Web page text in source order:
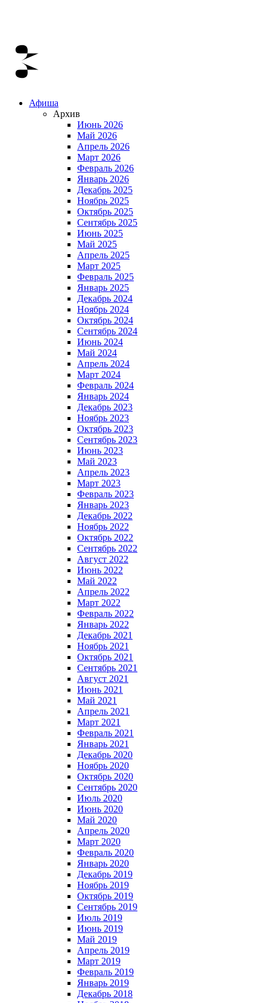
Афиша
Архив
Июнь 2026
Май 2026
Апрель 2026
Март 2026
Февраль 2026
Январь 2026
Декабрь 2025
Ноябрь 2025
Октябрь 2025
Сентябрь 2025
Июнь 2025
Май 2025
Апрель 2025
Март 2025
Февраль 2025
Январь 2025
Декабрь 2024
Ноябрь 2024
Октябрь 2024
Сентябрь 2024
Июнь 2024
Май 2024
Апрель 2024
Март 2024
Февраль 2024
Январь 2024
Декабрь 2023
Ноябрь 2023
Октябрь 2023
Сентябрь 2023
Июнь 2023
Май 2023
Апрель 2023
Март 2023
Февраль 2023
Январь 2023
Декабрь 2022
Ноябрь 2022
Октябрь 2022
Сентябрь 2022
Август 2022
Июнь 2022
Май 2022
Апрель 2022
Март 2022
Февраль 2022
Январь 2022
Декабрь 2021
Ноябрь 2021
Октябрь 2021
Сентябрь 2021
Август 2021
Июнь 2021
Май 2021
Апрель 2021
Март 2021
Февраль 2021
Январь 2021
Декабрь 2020
Ноябрь 2020
Октябрь 2020
Сентябрь 2020
Июль 2020
Июнь 2020
Май 2020
Апрель 2020
Март 2020
Февраль 2020
Январь 2020
Декабрь 2019
Ноябрь 2019
Октябрь 2019
Сентябрь 2019
Июль 2019
Июнь 2019
Май 2019
Апрель 2019
Март 2019
Февраль 2019
Январь 2019
Декабрь 2018